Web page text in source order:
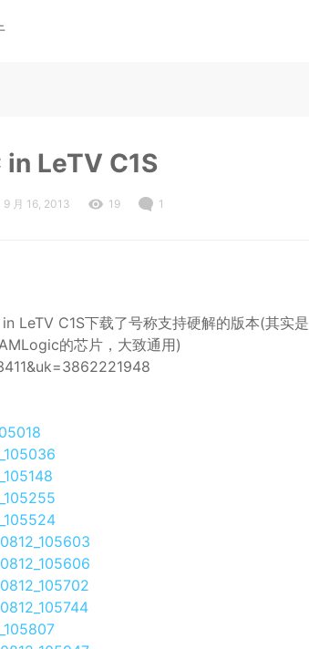
LeTV C1S
9 月 16, 2013 19 1
LeTV C1S下载了号称支持硬解的版本(其实是
的芯片，大致通用)